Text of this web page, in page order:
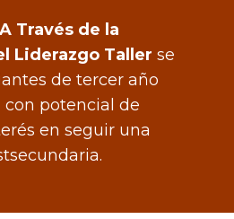
Través de la
Liderazgo Taller se
de tercer año
potencial de
en seguir una